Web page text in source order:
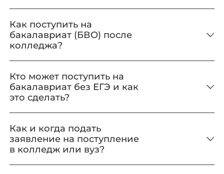
Как поступить на
бакалавриат (БВО) после
колледжа?
Кто может поступить на
бакалавриат без ЕГЭ и как
это сделать?
Как и когда подать
заявление на поступление
в колледж или вуз?